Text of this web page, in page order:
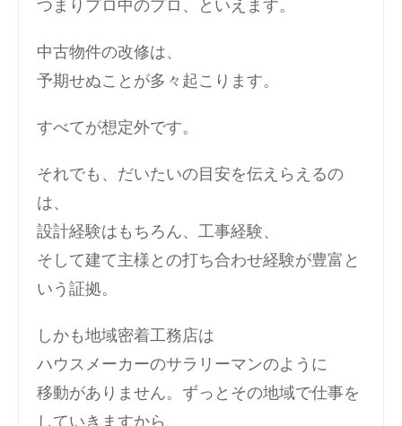
つまりプロ中のプロ、といえます。
中古物件の改修は、
予期せぬことが多々起こります。
すべてが想定外です。
それでも、だいたいの目安を伝えらえるの
は、
設計経験はもちろん、工事経験、
そして建て主様との打ち合わせ経験が豊富と
いう証拠。
しかも地域密着工務店は
ハウスメーカーのサラリーマンのように
移動がありません。ずっとその地域で仕事を
していきますから、